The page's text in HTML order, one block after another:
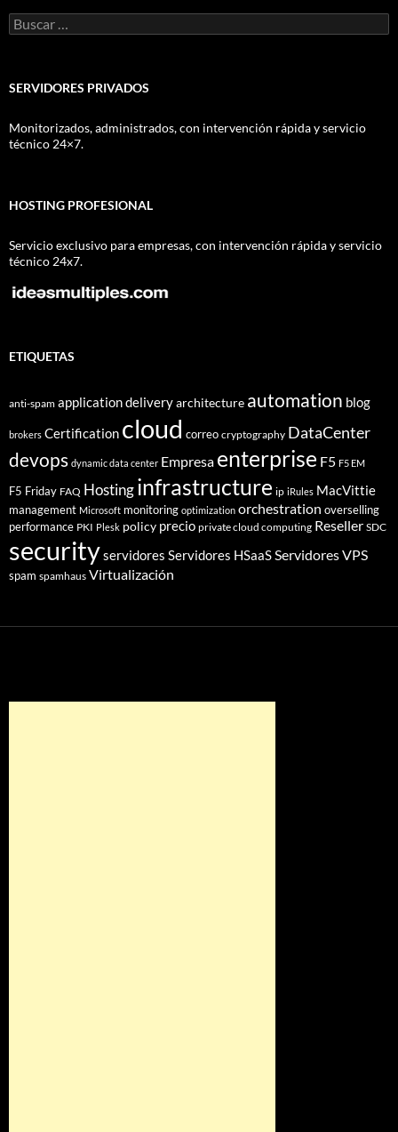
Buscar:
SERVIDORES PRIVADOS
Monitorizados, administrados, con intervención rápida y servicio
técnico 24×7.
HOSTING PROFESIONAL
Servicio exclusivo para empresas, con intervención rápida y servicio
técnico 24x7.
ETIQUETAS
anti-spam application deliveryarchitecture automation blog
brokers Certification cloud correo cryptography DataCenter
devops dynamic data center Empresa enterprise F5 F5 EM
F5 Friday FAQ Hostinginfrastructure ip iRules MacVittie
management Microsoft monitoring optimization orchestration overselling
performance PKI Plesk policy precio private cloud computing Reseller SDC
securityservidores Servidores HSaaSServidores VPS
spam spamhaus Virtualización